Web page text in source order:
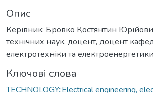
Опис
Керівник: Бровко Костянтин
технічних наук, доцент, доцент
електротехніки та електроенергетики
Ключові слова
TECHNOLOGY::Electrical engineering,